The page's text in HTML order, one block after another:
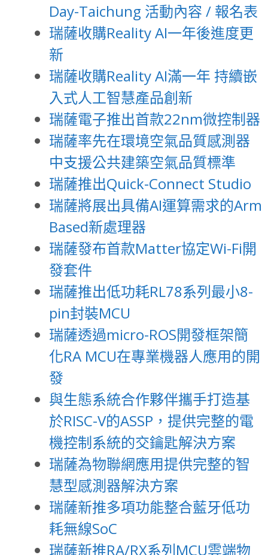
Day-Taichung 活動內容 / 報名表
瑞薩收購Reality AI一年後進度更
新
瑞薩收購Reality AI滿一年 持續嵌
入式人工智慧產品創新
瑞薩電子推出首款22nm微控制器
瑞薩率先在環境空氣品質感測器
中支援公共建築空氣品質標準
瑞薩推出Quick-Connect Studio
瑞薩將展出具備AI運算需求的Arm
Based新處理器
瑞薩發布首款Matter協定Wi-Fi開
發套件
瑞薩推出低功耗RL78系列最小8-
pin封裝MCU
瑞薩透過micro-ROS開發框架簡
化RA MCU在專業機器人應用的開
發
與生態系統合作夥伴攜手打造基
於RISC-V的ASSP，提供完整的電
機控制系統的交鑰匙解決方案
瑞薩為物聯網應用提供完整的智
慧型感測器解決方案
瑞薩新推多項功能整合藍牙低功
耗無線SoC
瑞薩新推RA/RX系列MCU雲端物